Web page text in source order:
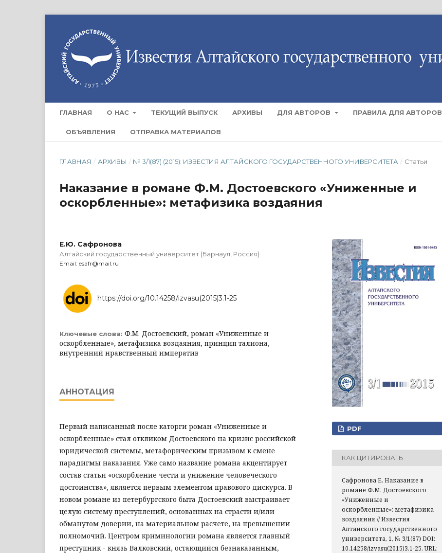
ГЛАВНАЯ О НАС ТЕКУЩИЙ ВЫПУСК АРХИВЫ ДЛЯ АВТОРОВ ПРАВИЛА ДЛЯ АВТОРОВ
ОБЪЯВЛЕНИЯ ОТПРАВКА МАТЕРИАЛОВ
ГЛАВНАЯ / АРХИВЫ / № 3/1(87) (2015): ИЗВЕСТИЯ АЛТАЙСКОГО ГОСУДАРСТВЕННОГО УНИВЕРСИТЕТА / Статьи
Наказание в романе Ф.М. Достоевского «Униженные и
оскорбленные»: метафизика воздаяния
Е.Ю. Сафронова
Алтайский государственный университет (Барнаул, Россия)
Email: esafr@mail.ru
https://doi.org/10.14258/izvasu(2015)3.1-25
Ключевые слова: Ф.М. Достоевский, роман «Униженные и
оскорбленные», метафизика воздаяния, принцип талиона,
внутренний нравственный императив
АННОТАЦИЯ
Первый написанный после каторги роман «Униженные и
оскорбленные» стал откликом Достоевского на кризис российской
юридической системы, метафорическим призывом к смене
парадигмы наказания. Уже само название романа акцентирует
состав статьи «оскорбление чести и унижение человеческого
достоинства», является первым элементом правового дискурса. В
новом романе из петербургского быта Достоевский выстраивает
целую систему преступлений, основанных на страсти и/или
обманутом доверии, на материальном расчете, на превышении
полномочий. Центром криминологии романа является главный
преступник - князь Валковский, остающийся безнаказанным,
PDF
КАК ЦИТИРОВАТЬ
Сафронова Е. Наказание в
романе Ф.М. Достоевского
«Униженные и
оскорбленные»: метафизика
воздаяния // Известия
Алтайского государственного
университета, 1, № 3/1(87) DOI:
10.14258/izvasu(2015)3.1-25. URL: